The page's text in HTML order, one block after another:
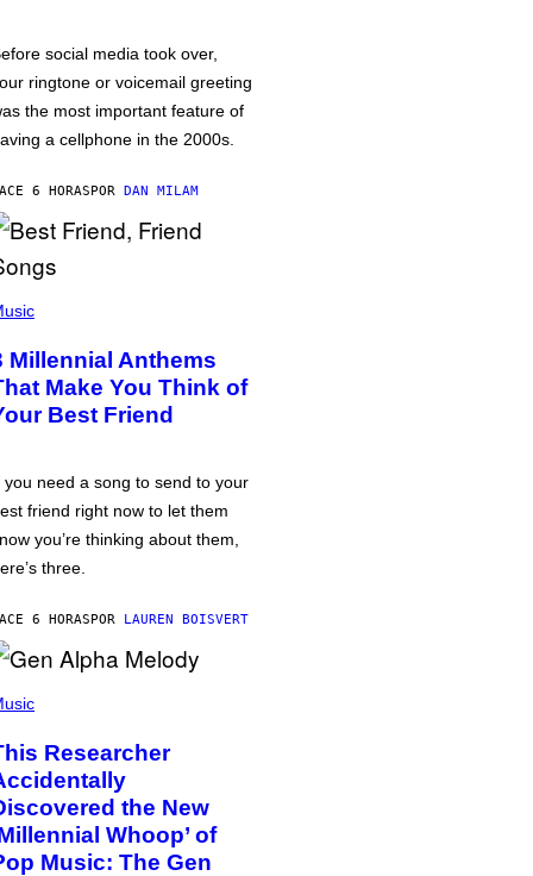
social media took over,
ringtone or voicemail greeting
the most important feature of
a cellphone in the 2000s.
6 HORASPOR DAN MILAM
Millennial Anthems
Make You Think of
Best Friend
you need a song to send to your
friend right now to let them
you’re thinking about them,
three.
6 HORASPOR LAUREN BOISVERT
Researcher
the New
Whoop’ of
Music: The Gen